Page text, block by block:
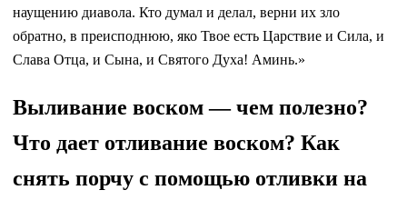
наущению диавола. Кто думал и делал, верни их зло
обратно, в преисподнюю, яко Твое есть Царствие и Сила, и
Слава Отца, и Сына, и Святого Духа! Аминь.»
Выливание воском — чем полезно?
Что дает отливание воском? Как
снять порчу с помощью отливки на